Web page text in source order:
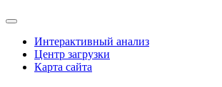
Интерактивный анализ
Центр загрузки
Карта сайта